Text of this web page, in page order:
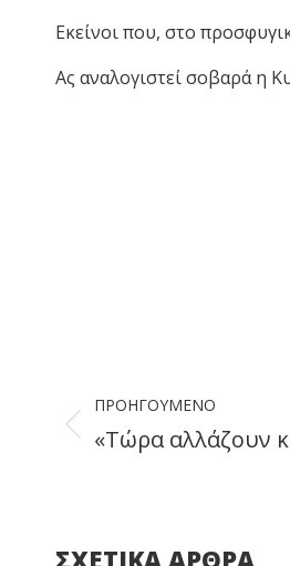
Εκείνοι που, στο
Ας αναλογιστεί σοβαρά η
navigation
ΠΡΟΗΓΟΎΜΕΝΟ
Previous
«Τώρα αλλάζουν
ΣΧΕΤΙΚΑ ΑΡΘΡΑ